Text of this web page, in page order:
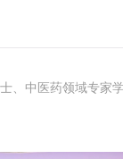
、中医药领域专家